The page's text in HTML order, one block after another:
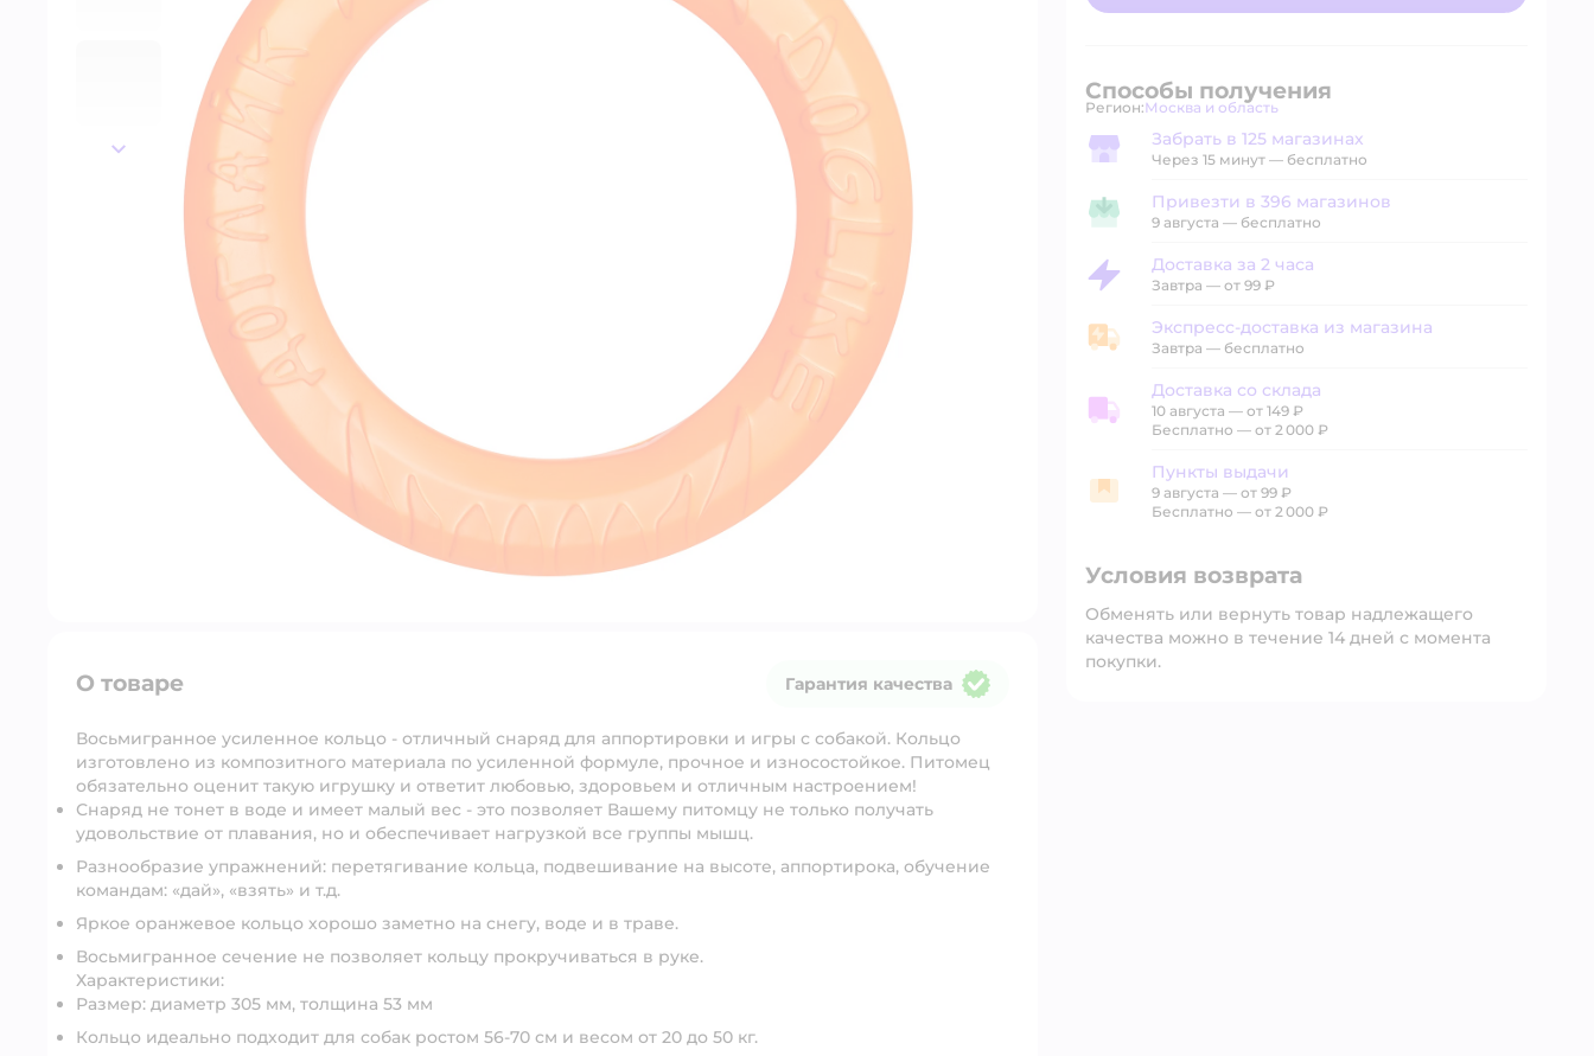
далее
Способы получения
Регион: Выбор адреса доставки.
Москва и область
Забрать в магазине
Забрать в 125 магазинах
Через 15 минут — бесплатно
Привезти в магазин
Привезти в 396 магазинов
9 августа — бесплатно
Доставка за 2 часа
Доставка за 2 часа
Завтра — от 99 ₽
Экспресс-доставка из магазина
Экспресс-доставка из магазина
Завтра — бесплатно
Доставка со склада
Доставка со склада
10 августа — от 149 ₽
Бесплатно — от 2 000 ₽
Пункты выдачи
Пункты выдачи
9 августа — от 99 ₽
Бесплатно — от 2 000 ₽
Условия возврата
Обменять или вернуть товар надлежащего
качества можно в течение 14 дней с момента
покупки.
О товаре Гарантия качества
Восьмигранное усиленное кольцо - отличный снаряд для аппортировки и игры с собакой. Кольцо
изготовлено из композитного материала по усиленной формуле, прочное и износостойкое. Питомец
обязательно оценит такую игрушку и ответит любовью, здоровьем и отличным настроением!
Снаряд не тонет в воде и имеет малый вес - это позволяет Вашему питомцу не только получать
удовольствие от плавания, но и обеспечивает нагрузкой все группы мышц.
Разнообразие упражнений: перетягивание кольца, подвешивание на высоте, аппортирока, обучение
командам: «дай», «взять» и т.д.
Яркое оранжевое кольцо хорошо заметно на снегу, воде и в траве.
Восьмигранное сечение не позволяет кольцу прокручиваться в руке.
Характеристики:
Размер: диаметр 305 мм, толщина 53 мм
Кольцо идеально подходит для собак ростом 56-70 см и весом от 20 до 50 кг.